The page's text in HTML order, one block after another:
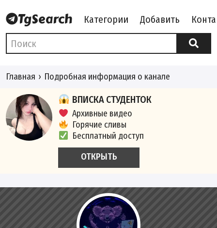
Категории Добавить
Главная Подробная информация о канале
ВПИСКА СТУДЕНТОК
Архивные видео
Горячие сливы
Бесплатный доступ
ОТКРЫТЬ